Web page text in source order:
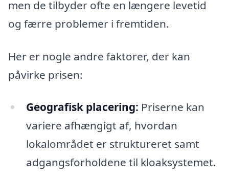
men de tilbyder ofte en længere levetid
og færre problemer i fremtiden.
Her er nogle andre faktorer, der kan
påvirke prisen:
Geografisk placering: Priserne kan
variere afhængigt af, hvordan
lokalområdet er struktureret samt
adgangsforholdene til kloaksystemet.